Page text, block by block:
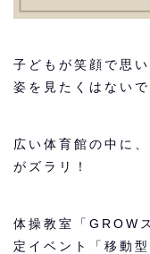
子どもが笑顔で思
姿を見たくはないで
広い体育館の中に
がズラリ！
体操教室「GROW
定イベント「移動